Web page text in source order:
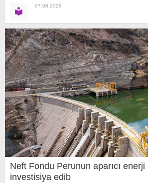
07.08.2026
Neft Fondu Perunun aparıcı
investisiya edib